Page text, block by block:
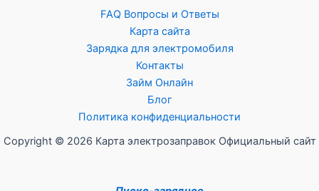
FAQ Вопросы и Ответы
Карта сайта
Зарядка для электромобиля
Контакты
Займ Онлайн
Блог
Политика конфиденциальности
Copyright © 2026 Карта электрозаправок Официальный сайт